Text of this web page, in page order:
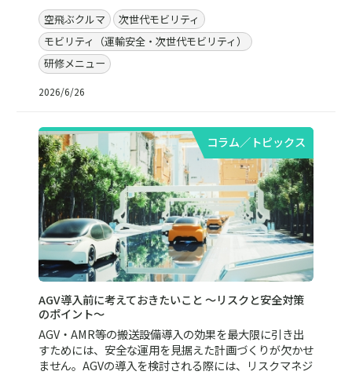
空飛ぶクルマ
次世代モビリティ
モビリティ（運輸安全・次世代モビリティ）
研修メニュー
2026/6/26
コラム／トピックス
AGV導入前に考えておきたいこと 〜リスクと安全対策
のポイント〜
AGV・AMR等の搬送設備導入の効果を最大限に引き出
すためには、安全な運用を見据えた計画づくりが欠かせ
ません。AGVの導入を検討される際には、リスクマネジ